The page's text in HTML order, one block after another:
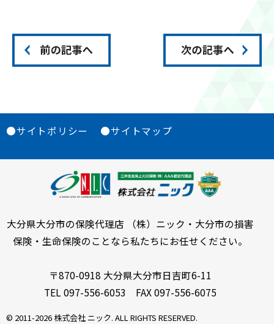
●サイトポリシー ●サイトマップ
大分県大分市の保険代理店 （株）ニック・大分市の損害
保険・生命保険のことなら私たちにお任せください。
〒870-0918 大分県大分市日吉町6-11
TEL 097-556-6053 FAX 097-556-6075
© 2011-2026 株式会社 ニック. ALL RIGHTS RESERVED.